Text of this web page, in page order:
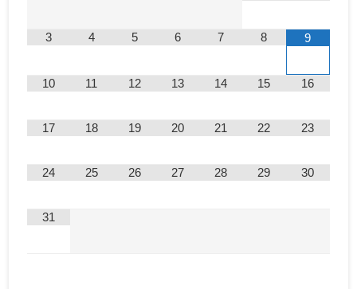
3 4 5 6 7 8 9
10 11 12 13 14 15 16
17 18 19 20 21 22 23
24 25 26 27 28 29 30
31